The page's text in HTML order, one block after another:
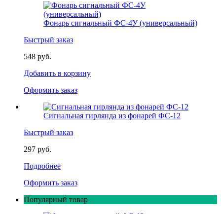
Фонарь сигнальный ФС-4У (универсальный)
Быстрый заказ
548 руб.
Добавить в корзину
Оформить заказ
Сигнальная гирлянда из фонарей ФС-12
Быстрый заказ
297 руб.
Подробнее
Оформить заказ
Популярный товар